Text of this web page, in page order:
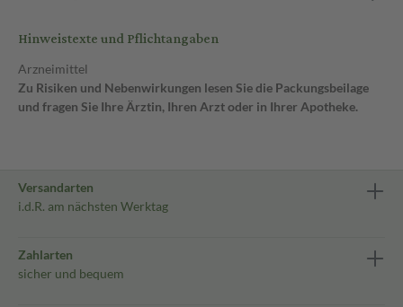
Hinweistexte und Pflichtangaben
Arzneimittel
Zu Risiken und Nebenwirkungen lesen Sie die Packungsbeilage
und fragen Sie Ihre Ärztin, Ihren Arzt oder in Ihrer Apotheke.
Versandarten
i.d.R. am nächsten Werktag
Zahlarten
sicher und bequem